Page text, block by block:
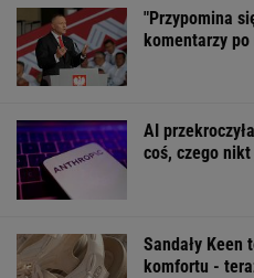
"Przypomina
komentarzy
AI
coś, czego
Sandały Keen
komfortu -